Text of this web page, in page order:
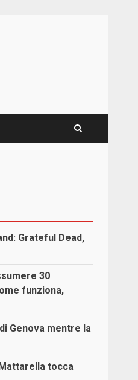
Grateful Dead,
30
funziona,
Genova mentre la
tocca